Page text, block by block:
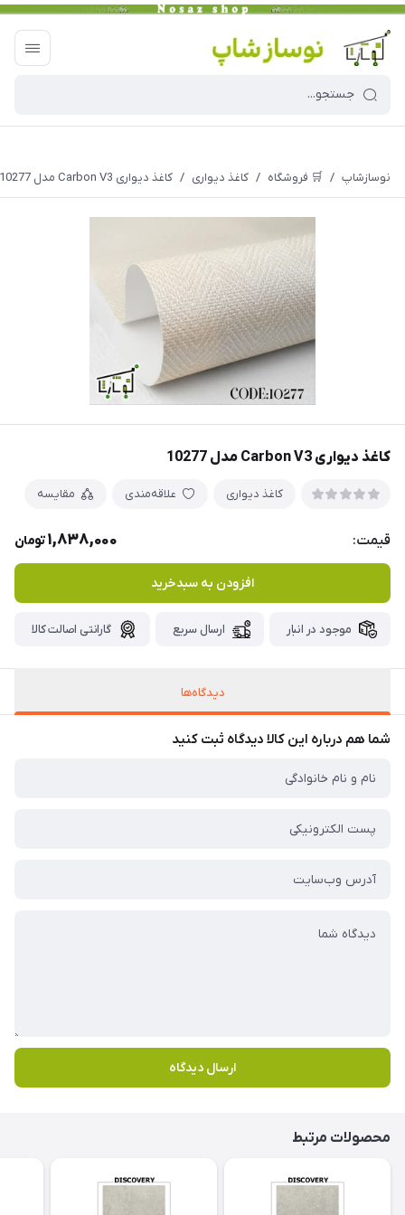
نوسازشاپ / 🛒 فروشگاه / کاغذ دیواری / کاغذ دیواری Carbon V3 مدل 10277
کاغذ دیواری Carbon V3 مدل 10277
کاغذ دیواری علاقه‌مندی مقایسه
قیمت: 1,838,000تومان
افزودن به سبدخرید
موجود در انبار ارسال سریع گارانتی اصالت کالا
دیدگاه‌ها
شما هم درباره این کالا دیدگاه ثبت کنید
ارسال دیدگاه
محصولات مرتبط